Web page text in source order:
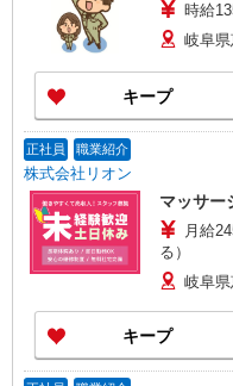
時給
岐阜
キープ
正社員 職業紹介
株式会社リオン
マッサー
月給
る）
岐阜
キープ